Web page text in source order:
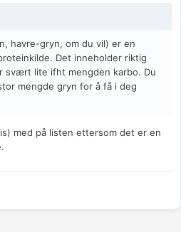
havre-gryn, om du vil) er en
Det inneholder riktig
svært lite ifht mengden karbo. Du
mengde gryn for å få i deg
med på listen ettersom det er en